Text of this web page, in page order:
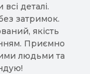
деталі.
затримок.
якість
Приємно
людьми та